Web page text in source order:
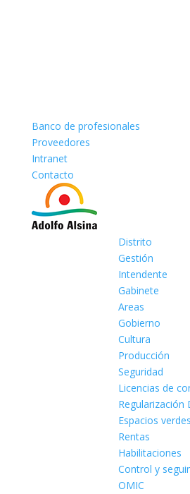
Banco de profesionales
Proveedores
Intranet
Contacto
Distrito
Gestión
Intendente
Gabinete
Areas
Gobierno
Cultura
Producción
Seguridad
Licencias de
Regularización
Espacios verdes
Rentas
Habilitaciones
Control y
OMIC